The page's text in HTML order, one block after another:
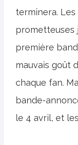
terminera.
prometteuses
première
mauvais goût
chaque fan.
bande-
le 4 avril, et